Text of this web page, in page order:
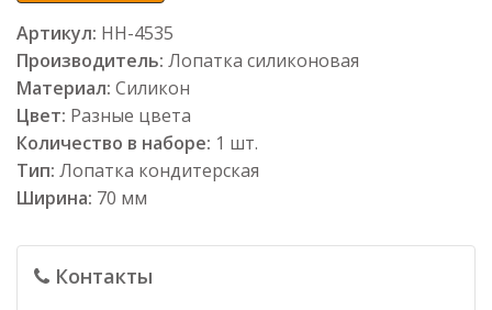
Артикул: НН-4535
Производитель: Лопатка силиконовая
Материал: Силикон
Цвет: Разные цвета
Количество в наборе: 1 шт.
Тип: Лопатка кондитерская
Ширина: 70 мм
Контакты